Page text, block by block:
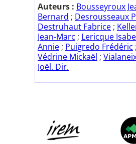
Auteurs : Bousseyroux
Bernard ; Desrousseaux
Destruhaut Fabrice ;
Jean-Marc ; Lericque
Annie ; Puigredo Frédéric ;
Védrine Mickaël ;
Joël. Dir.